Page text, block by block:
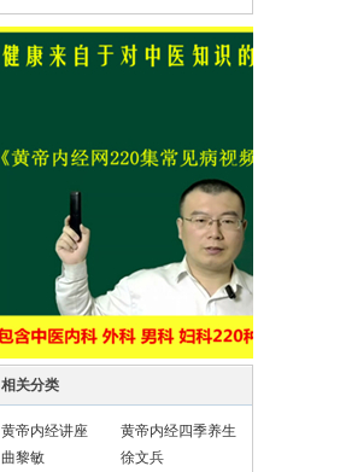
相关分类
黄帝内经讲座
黄帝内经四季养生
法
曲黎敏
徐文兵